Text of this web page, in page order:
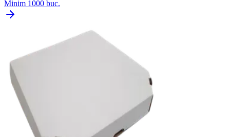
Minim 1000 buc.